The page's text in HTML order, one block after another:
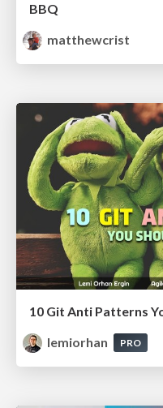
BBQ
matthewcrist
10 Git Anti Patterns
lemiorhan
PRO